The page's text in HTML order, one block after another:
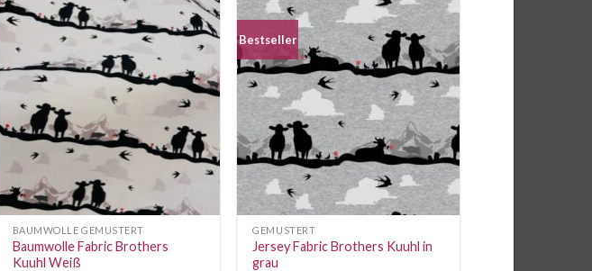
Wunschliste
BAUMWOLLE GEMUSTERT
Baumwolle Fabric Brothers
Kuuhl Weiß
Bestseller
Auf die
Wunschliste
GEMUSTERT
Jersey Fabric Brothers Kuuhl in
grau